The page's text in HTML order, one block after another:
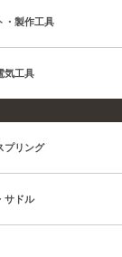
・製作工具
気工具
プリング
サドル